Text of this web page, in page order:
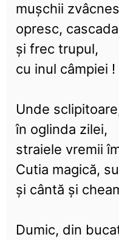
mușchii
opresc,
și frec trupul,
cu inul câmpiei !
Unde
în oglinda zilei,
straiele vremii
Cutia magică,
și cântă și
Dumic, din